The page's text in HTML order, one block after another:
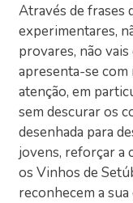
Através de frases
experimentares,
provares, não vais
apresenta-se com
atenção, em
sem descurar os
desenhada para
jovens, reforçar a
os Vinhos de
reconhecem a